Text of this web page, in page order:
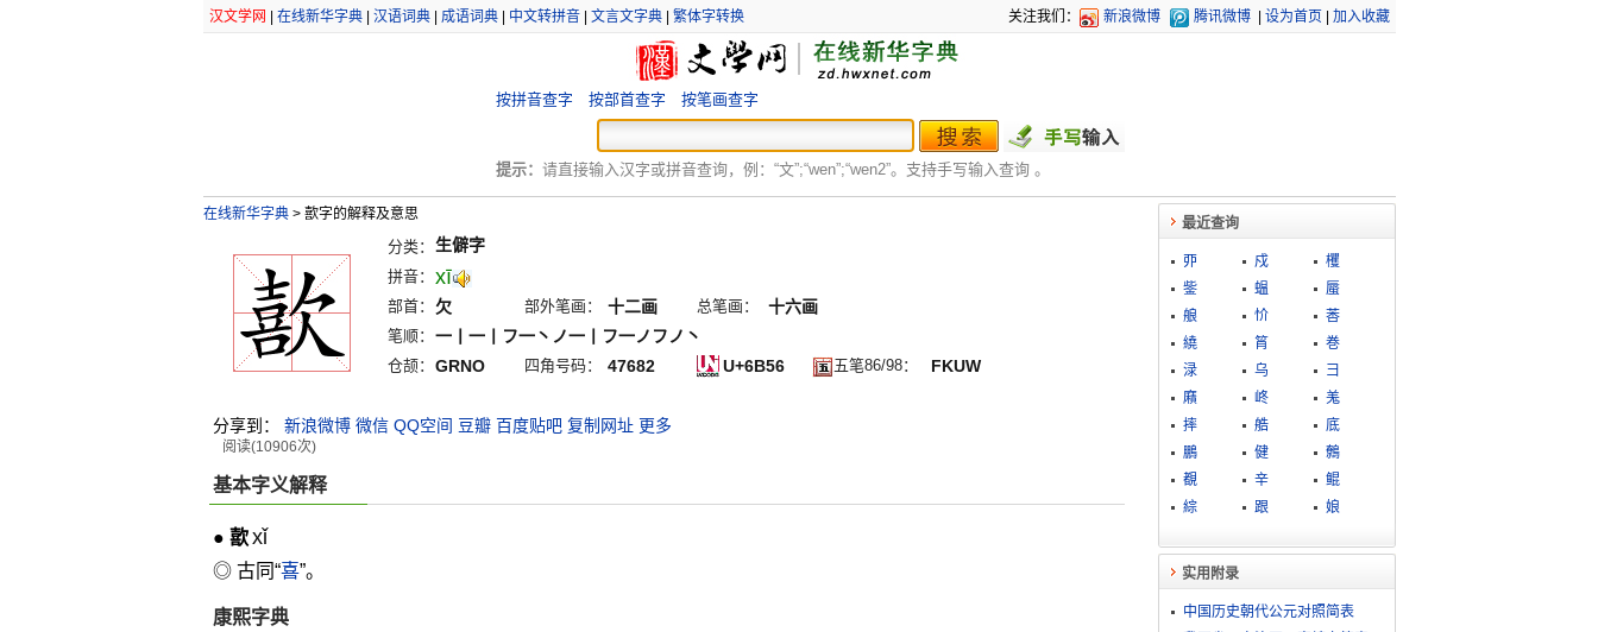
汉文学网 在线新华字典| 汉语词典| 成语词典| 中文转拼音| 文言文字典| 繁体字转换 关注我们： 新浪微博 腾讯微博 设为首页 加入收藏
按拼音查字 按部首查字 按笔画查字
提示： 请直接输入汉字或拼音查询，例：“文”;“wen”;“wen2”。支持手写输入查询 。
在线新华字典 >歖字的解释及意思
分类： 生僻字
拼音： xī
部首： 欠 部外笔画： 十二画 总笔画： 十六画
笔顺： 一丨一丨フ一丶ノ一丨フ一ノフノ丶
仓颉： GRNO 四角号码： 47682 U+6B56 五笔86/98： FKUW
分享到： 新浪微博 微信 QQ空间 豆瓣 百度贴吧 复制网址 更多
阅读(10906次)
基本字义解释
● 歖 xǐ
◎ 古同“喜”。
康熙字典
最近查询
丣 戍
欔
鈭
蝹
蜃
艆
忦
莕
繞
筲
巻
渌
乌
彐
廭
峂
羗
摔
艁
底
鵬
健
鷯
覩
辛
鲲
綜
跟 娘
实用附录
中国历史朝代公元对照简表